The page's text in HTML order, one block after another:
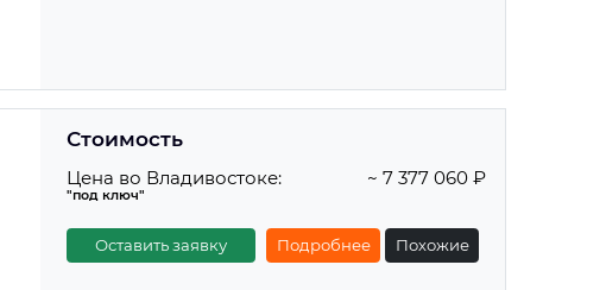
Стоимость
Цена во Владивостоке:
"под ключ"
~ 7 377 060 ₽
Оставить заявку Подробнее Похожие